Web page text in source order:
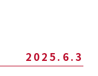
2025.6.3